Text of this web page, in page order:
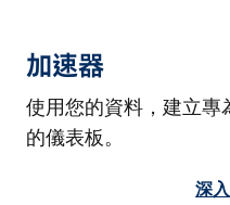
加速器
使用您的資料，建立專
的儀表板。
深